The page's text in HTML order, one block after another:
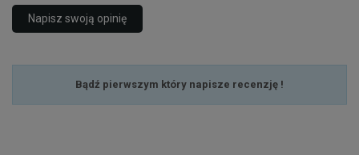
Napisz swoją opinię
Bądź pierwszym który napisze recenzję !